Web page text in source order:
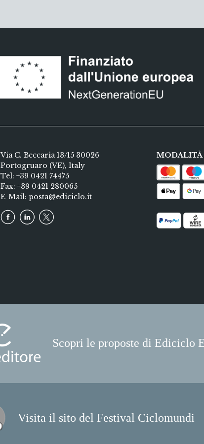
Via C. Beccaria 13/15 30026
Portogruaro (VE), Italy
Tel:+39 0421 74475
Fax: +39 0421 280065
E-Mail:posta@ediciclo.it
MODALITÀ